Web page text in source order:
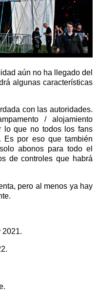
aún no ha llegado del
algunas características
con las autoridades.
/ alojamiento
lo que no todos los fans
Es por eso que también
abonos para todo el
de controles que habrá
pero al menos ya hay
2021.